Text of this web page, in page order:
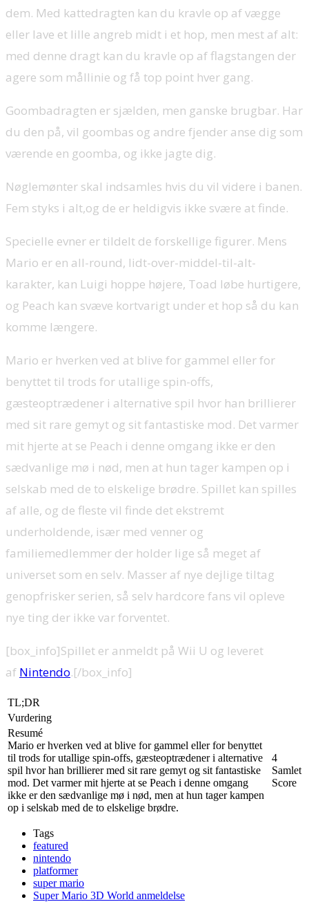
dem. Med kattedragten kan du kravle op af vægge
eller lave et lille angreb midt i et hop, men mest af alt:
med denne dragt kan du kravle op af flagstangen der
agere som mållinie og få top point hver gang.
Goombadragten er sjælden, men ganske brugbar. Har
du den på, vil goombas og andre fjender anse dig som
værende en goomba, og ikke jagte dig.
Nøglemønter skal indsamles hvis du vil videre i banen.
Fem styks i alt,og de er heldigvis ikke svære at finde.
Specielle evner er tildelt de forskellige figurer. Mens
Mario er en all-round, lidt-over-middel-til-alt-
karakter, kan Luigi hoppe højere, Toad løbe hurtigere,
og Peach kan svæve kortvarigt under et hop så du kan
komme længere.
Mario er hverken ved at blive for gammel eller for
benyttet til trods for utallige spin-offs,
gæsteoptrædener i alternative spil hvor han brillierer
med sit rare gemyt og sit fantastiske mod. Det varmer
mit hjerte at se Peach i denne omgang ikke er den
sædvanlige mø i nød, men at hun tager kampen op i
selskab med de to elskelige brødre. Spillet kan spilles
af alle, og de fleste vil finde det ekstremt
underholdende, især med venner og
familiemedlemmer der holder lige så meget af
universet som en selv. Masser af nye dejlige tiltag
genopfrisker serien, så selv hardcore fans vil opleve
nye ting der ikke var forventet.
[box_info]Spillet er anmeldt på Wii U og leveret
af Nintendo.[/box_info]
TL;DR
Vurdering
Resumé
Mario er hverken ved at blive for gammel eller for benyttet
til trods for utallige spin-offs, gæsteoptrædener i alternative
spil hvor han brillierer med sit rare gemyt og sit fantastiske
mod. Det varmer mit hjerte at se Peach i denne omgang
ikke er den sædvanlige mø i nød, men at hun tager kampen
op i selskab med de to elskelige brødre.
4
Samlet
Score
Tags
featured
nintendo
platformer
super mario
Super Mario 3D World anmeldelse